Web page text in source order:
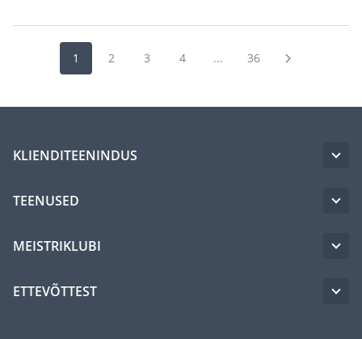
1 2 3 4 ... 36
KLIENDITEENINDUS
TEENUSED
MEISTRIKLUBI
ETTEVÕTTEST